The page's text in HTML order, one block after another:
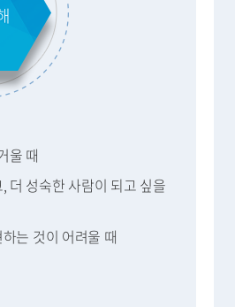
울 때
더 성숙한 사람이 되고 싶을
는 것이 어려울 때